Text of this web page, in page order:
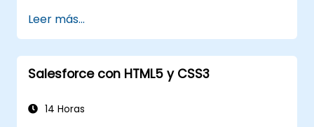
Diseñar y crear comunicaciones
personalizadas con Exstream Design
Manager.
Navegar por el Portal de Soporte de
gestión de tickets.
Leer más...
Salesforce con HTML5 y CSS3
14 Horas